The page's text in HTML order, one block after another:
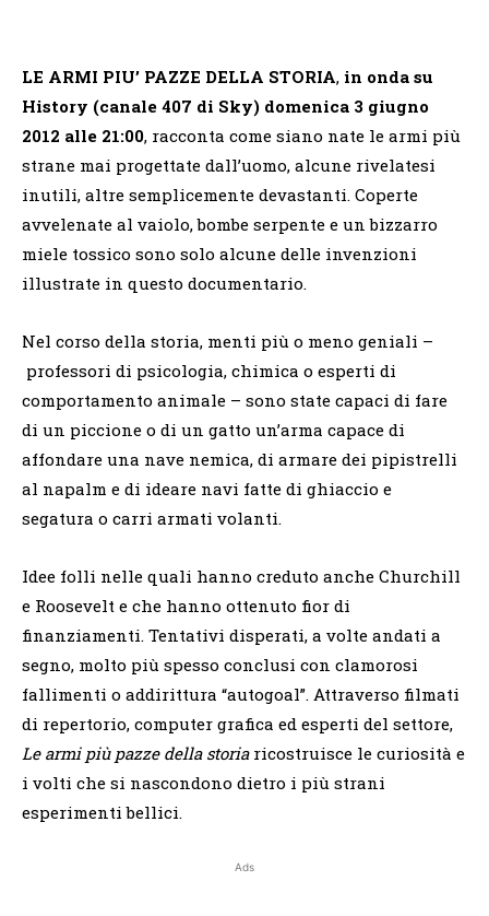
LE ARMI PIU’ PAZZE DELLA STORIA, in onda su
History (canale 407 di Sky) domenica 3 giugno
2012 alle 21:00, racconta come siano nate le armi più
strane mai progettate dall’uomo, alcune rivelatesi
inutili, altre semplicemente devastanti. Coperte
avvelenate al vaiolo, bombe serpente e un bizzarro
miele tossico sono solo alcune delle invenzioni
illustrate in questo documentario.
Nel corso della storia, menti più o meno geniali –
professori di psicologia, chimica o esperti di
comportamento animale – sono state capaci di fare
di un piccione o di un gatto un’arma capace di
affondare una nave nemica, di armare dei pipistrelli
al napalm e di ideare navi fatte di ghiaccio e
segatura o carri armati volanti.
Idee folli nelle quali hanno creduto anche Churchill
e Roosevelt e che hanno ottenuto fior di
finanziamenti. Tentativi disperati, a volte andati a
segno, molto più spesso conclusi con clamorosi
fallimenti o addirittura “autogoal”. Attraverso filmati
di repertorio, computer grafica ed esperti del settore,
Le armi più pazze della storiaricostruisce le curiosità e
i volti che si nascondono dietro i più strani
esperimenti bellici.
Ads